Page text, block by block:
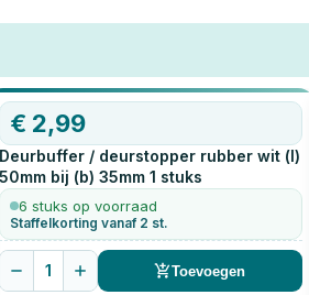
€ 2,99
Deurbuffer / deurstopper rubber wit (l)
50mm bij (b) 35mm 1 stuks
6 stuks op voorraad
Staffelkorting vanaf 2 st.
1 Toevoegen